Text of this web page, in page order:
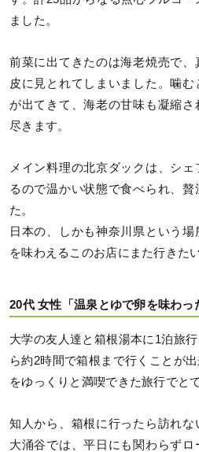
ました。
前菜に出てきたのは海老焼売で
皮に見とれてしまいました。噛
が出てきて、海老の甘味も凝縮
尽きます。
メイン料理の北京ダックは、シ
るので温かい状態で食べられ、
た。
日本の、しかも神奈川県という
を味わえるこのお店にまた行きた
20代 女性「温泉とゆで卵を味わっ
大学の友人達と箱根湯本に1泊旅
ら約2時間で箱根まで行くことが
をゆっくりと満喫できた旅行でと
知人から、箱根に行ったら訪れ
大涌谷では、平日にも関わらず